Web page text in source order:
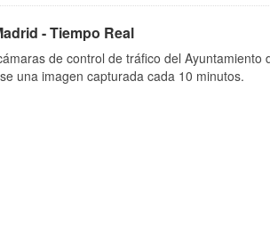
- Tiempo Real
de control de tráfico del Ayuntamiento
una imagen capturada cada 10 minutos.